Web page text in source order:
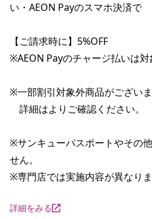
い・AEON Payのスマホ決済で
【ご請求時に】5%OFF
※AEON Payのチャージ払いは対
※一部割引対象外商品がございま
詳細はよりご確認ください。
※サンキューパスポートやその
せん。
※専門店では実施内容が異なりま
詳細をみる